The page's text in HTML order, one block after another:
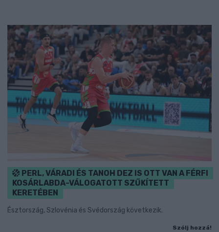
PERL, VÁRADI ÉS TANOH DEZ IS OTT VAN A FÉRFI
KOSÁRLABDA-VÁLOGATOTT SZŰKÍTETT
KERETÉBEN
Észtország, Szlovénia és Svédország következik.
Szólj hozzá!